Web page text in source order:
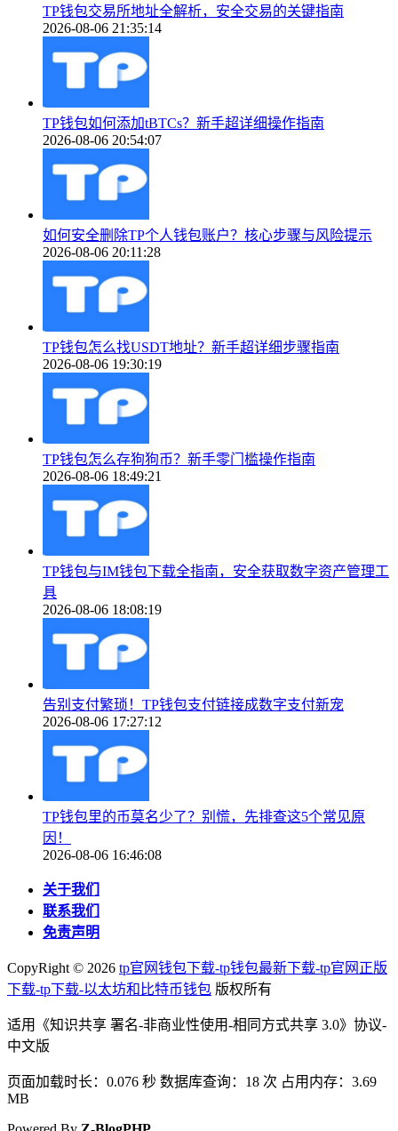
TP钱包交易所地址全解析，安全交易的关键指南
2026-08-06 21:35:14
TP钱包如何添加tBTCs？新手超详细操作指南
2026-08-06 20:54:07
如何安全删除TP个人钱包账户？核心步骤与风险提示
2026-08-06 20:11:28
TP钱包怎么找USDT地址？新手超详细步骤指南
2026-08-06 19:30:19
TP钱包怎么存狗狗币？新手零门槛操作指南
2026-08-06 18:49:21
TP钱包与IM钱包下载全指南，安全获取数字资产管理工
具
2026-08-06 18:08:19
告别支付繁琐！TP钱包支付链接成数字支付新宠
2026-08-06 17:27:12
TP钱包里的币莫名少了？别慌，先排查这5个常见原
因！
2026-08-06 16:46:08
关于我们
联系我们
免责声明
CopyRight © 2026 tp官网钱包下载-tp钱包最新下载-tp官网正版
下载-tp下载-以太坊和比特币钱包 版权所有
适用《知识共享 署名-非商业性使用-相同方式共享 3.0》协议-
中文版
页面加载时长：0.076 秒 数据库查询：18 次 占用内存：3.69
MB